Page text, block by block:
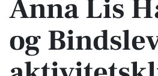
Anna Lis
og